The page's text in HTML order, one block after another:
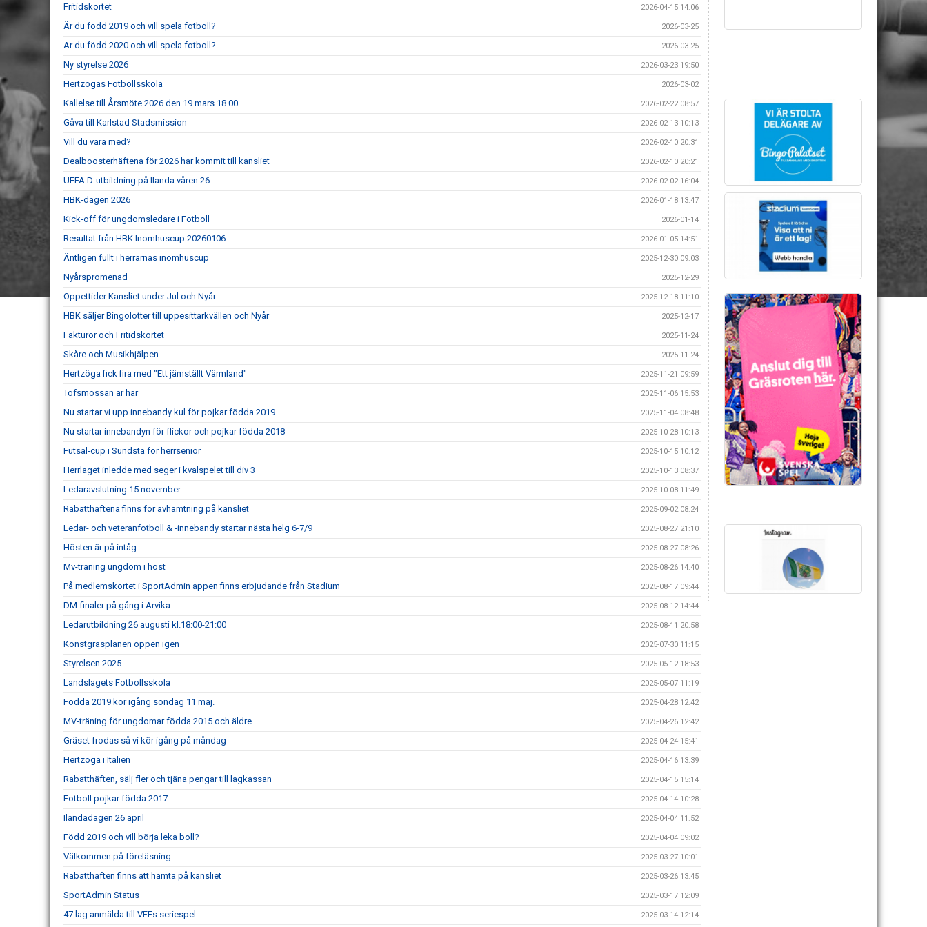
Fritidskortet 2026-04-15 14:06
Är du född 2019 och vill spela fotboll? 2026-03-25
Är du född 2020 och vill spela fotboll? 2026-03-25
Ny styrelse 2026 2026-03-23 19:50
Hertzögas Fotbollsskola 2026-03-02
Kallelse till Årsmöte 2026 den 19 mars 18.00 2026-02-22 08:57
Gåva till Karlstad Stadsmission 2026-02-13 10:13
Vill du vara med? 2026-02-10 20:31
Dealboosterhäftena för 2026 har kommit till kansliet 2026-02-10 20:21
UEFA D-utbildning på Ilanda våren 26 2026-02-02 16:04
HBK-dagen 2026 2026-01-18 13:47
Kick-off för ungdomsledare i Fotboll 2026-01-14
Resultat från HBK Inomhuscup 20260106 2026-01-05 14:51
Äntligen fullt i herrarnas inomhuscup 2025-12-30 09:03
Nyårspromenad 2025-12-29
Öppettider Kansliet under Jul och Nyår 2025-12-18 11:10
HBK säljer Bingolotter till uppesittarkvällen och Nyår 2025-12-17
Fakturor och Fritidskortet 2025-11-24
Skåre och Musikhjälpen 2025-11-24
Hertzöga fick fira med "Ett jämställt Värmland" 2025-11-21 09:59
Tofsmössan är här 2025-11-06 15:53
Nu startar vi upp innebandy kul för pojkar födda 2019 2025-11-04 08:48
Nu startar innebandyn för flickor och pojkar födda 2018 2025-10-28 10:13
Futsal-cup i Sundsta för herrsenior 2025-10-15 10:12
Herrlaget inledde med seger i kvalspelet till div 3 2025-10-13 08:37
Ledaravslutning 15 november 2025-10-08 11:49
Rabatthäftena finns för avhämtning på kansliet 2025-09-02 08:24
Ledar- och veteranfotboll & -innebandy startar nästa helg 6-7/9 2025-08-27 21:10
Hösten är på intåg 2025-08-27 08:26
Mv-träning ungdom i höst 2025-08-26 14:40
På medlemskortet i SportAdmin appen finns erbjudande från Stadium 2025-08-17 09:44
DM-finaler på gång i Arvika 2025-08-12 14:44
Ledarutbildning 26 augusti kl.18:00-21:00 2025-08-11 20:58
Konstgräsplanen öppen igen 2025-07-30 11:15
Styrelsen 2025 2025-05-12 18:53
Landslagets Fotbollsskola 2025-05-07 11:19
Födda 2019 kör igång söndag 11 maj. 2025-04-28 12:42
MV-träning för ungdomar födda 2015 och äldre 2025-04-26 12:42
Gräset frodas så vi kör igång på måndag 2025-04-24 15:41
Hertzöga i Italien 2025-04-16 13:39
Rabatthäften, sälj fler och tjäna pengar till lagkassan 2025-04-15 15:14
Fotboll pojkar födda 2017 2025-04-14 10:28
Ilandadagen 26 april 2025-04-04 11:52
Född 2019 och vill börja leka boll? 2025-04-04 09:02
Välkommen på föreläsning 2025-03-27 10:01
Rabatthäften finns att hämta på kansliet 2025-03-26 13:45
SportAdmin Status 2025-03-17 12:09
47 lag anmälda till VFFs seriespel 2025-03-14 12:14